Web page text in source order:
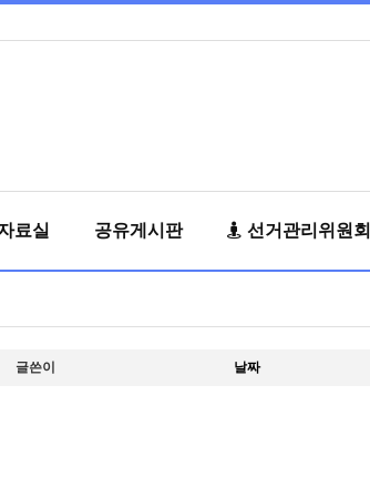
료실 공유게시판 선거관리위원회
글쓴이 날짜